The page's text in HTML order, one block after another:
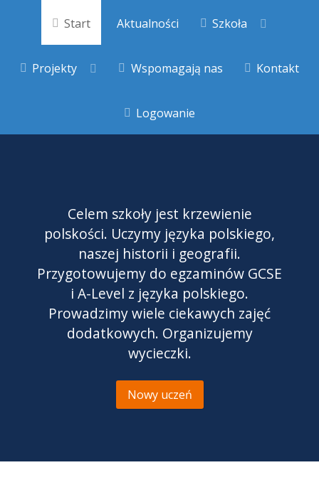
Start Aktualności Szkoła
Projekty Wspomagają nas Kontakt
Logowanie
Celem szkoły jest krzewienie
polskości. Uczymy języka polskiego,
naszej historii i geografii.
Przygotowujemy do egzaminów GCSE
i A-Level z języka polskiego.
Prowadzimy wiele ciekawych zajęć
dodatkowych. Organizujemy
wycieczki.
Nowy uczeń